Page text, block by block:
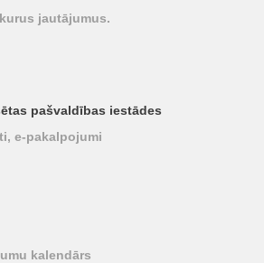
jautājumus.
pašvaldības iestādes
e-pakalpojumi
kalendārs